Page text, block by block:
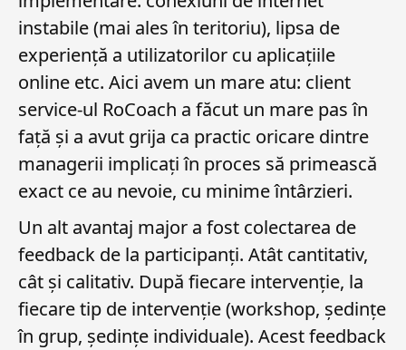
instabile (mai ales în teritoriu), lipsa de
experiență a utilizatorilor cu aplicațiile
online etc. Aici avem un mare atu: client
service-ul RoCoach a făcut un mare pas în
față și a avut grija ca practic oricare dintre
managerii implicați în proces să primească
exact ce au nevoie, cu minime întârzieri.
Un alt avantaj major a fost colectarea de
feedback de la participanți. Atât cantitativ,
cât și calitativ. După fiecare intervenție, la
fiecare tip de intervenție (workshop, ședințe
în grup, ședințe individuale). Acest feedback